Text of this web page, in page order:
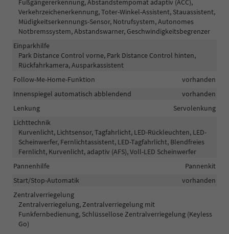
Verkehrzeichenerkennung, Toter-Winkel-Assistent, Stauassistent,
Müdigkeitserkennungs-Sensor, Notrufsystem, Autonomes
Notbremssystem, Abstandswarner, Geschwindigkeitsbegrenzer
Einparkhilfe
Park Distance Control vorne, Park Distance Control hinten,
Rückfahrkamera, Ausparkassistent
Follow-Me-Home-Funktion
vorhanden
Innenspiegel automatisch abblendend
vorhanden
Lenkung
Servolenkung
Lichttechnik
Kurvenlicht, Lichtsensor, Tagfahrlicht, LED-Rückleuchten, LED-
Scheinwerfer, Fernlichtassistent, LED-Tagfahrlicht, Blendfreies
Fernlicht, Kurvenlicht, adaptiv (AFS), Voll-LED Scheinwerfer
Pannenhilfe
Pannenkit
Start/Stop-Automatik
vorhanden
Zentralverriegelung
Zentralverriegelung, Zentralverriegelung mit
Funkfernbedienung, Schlüssellose Zentralverriegelung (Keyless
Go)